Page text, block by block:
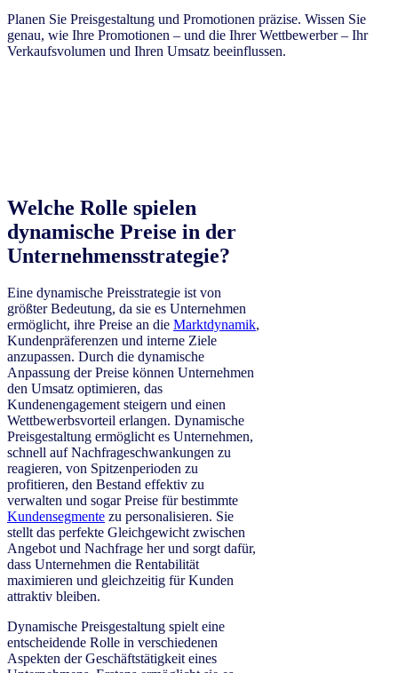
Planen Sie Preisgestaltung und Promotionen präzise. Wissen Sie
genau, wie Ihre Promotionen – und die Ihrer Wettbewerber – Ihr
Verkaufsvolumen und Ihren Umsatz beeinflussen.
Welche Rolle spielen
dynamische Preise in der
Unternehmensstrategie?
Eine dynamische Preisstrategie ist von
größter Bedeutung, da sie es Unternehmen
ermöglicht, ihre Preise an die Marktdynamik,
Kundenpräferenzen und interne Ziele
anzupassen. Durch die dynamische
Anpassung der Preise können Unternehmen
den Umsatz optimieren, das
Kundenengagement steigern und einen
Wettbewerbsvorteil erlangen. Dynamische
Preisgestaltung ermöglicht es Unternehmen,
schnell auf Nachfrageschwankungen zu
reagieren, von Spitzenperioden zu
profitieren, den Bestand effektiv zu
verwalten und sogar Preise für bestimmte
Kundensegmente zu personalisieren. Sie
stellt das perfekte Gleichgewicht zwischen
Angebot und Nachfrage her und sorgt dafür,
dass Unternehmen die Rentabilität
maximieren und gleichzeitig für Kunden
attraktiv bleiben.
Dynamische Preisgestaltung spielt eine
entscheidende Rolle in verschiedenen
Aspekten der Geschäftstätigkeit eines